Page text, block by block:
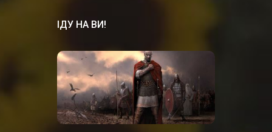
ІДУ НА ВИ!